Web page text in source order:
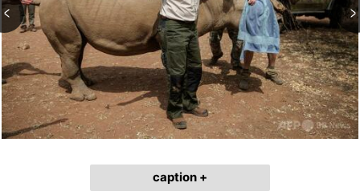
caption +